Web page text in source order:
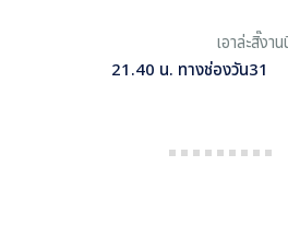
เอาล่ะสิ๊งานนี้ใบเฟิร์น
21.40 น. ทางช่องวัน31